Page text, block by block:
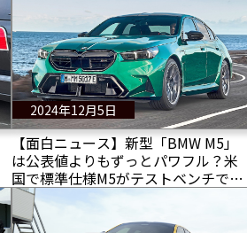
2024年12月5日
【面白ニュース】新型「BMW M5」
は公表値よりもずっとパワフル？米
国で標準仕様M5がテストベンチで
800馬力を超える数値を記録！